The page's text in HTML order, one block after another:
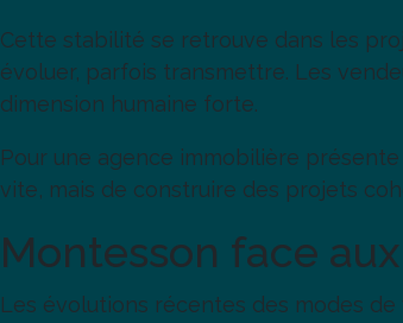
Cette stabilité se retrouve dans les
évoluer, parfois transmettre. Les
dimension humaine forte.
Pour une agence immobilière
vite, mais de construire des projets
Montesson face
Les évolutions récentes des modes